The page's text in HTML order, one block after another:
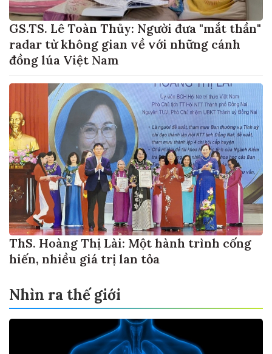
GS.TS. Lê Toàn Thủy: Người đưa "mắt thần"
radar từ không gian về với những cánh
đồng lúa Việt Nam
ThS. Hoàng Thị Lài: Một hành trình cống
hiến, nhiều giá trị lan tỏa
Nhìn ra thế giới